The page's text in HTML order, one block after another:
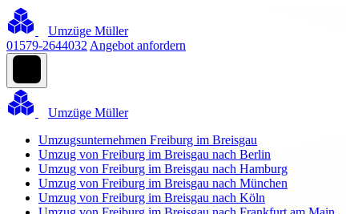
Umzüge Müller
01579-2644032 Angebot anfordern
Umzüge Müller
Umzugsunternehmen Freiburg im Breisgau
Umzug von Freiburg im Breisgau nach Berlin
Umzug von Freiburg im Breisgau nach Hamburg
Umzug von Freiburg im Breisgau nach München
Umzug von Freiburg im Breisgau nach Köln